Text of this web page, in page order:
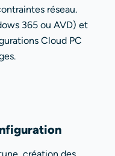
réseau.
365 ou AVD) et
Cloud PC